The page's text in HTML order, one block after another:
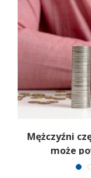
Mężczyźni
może